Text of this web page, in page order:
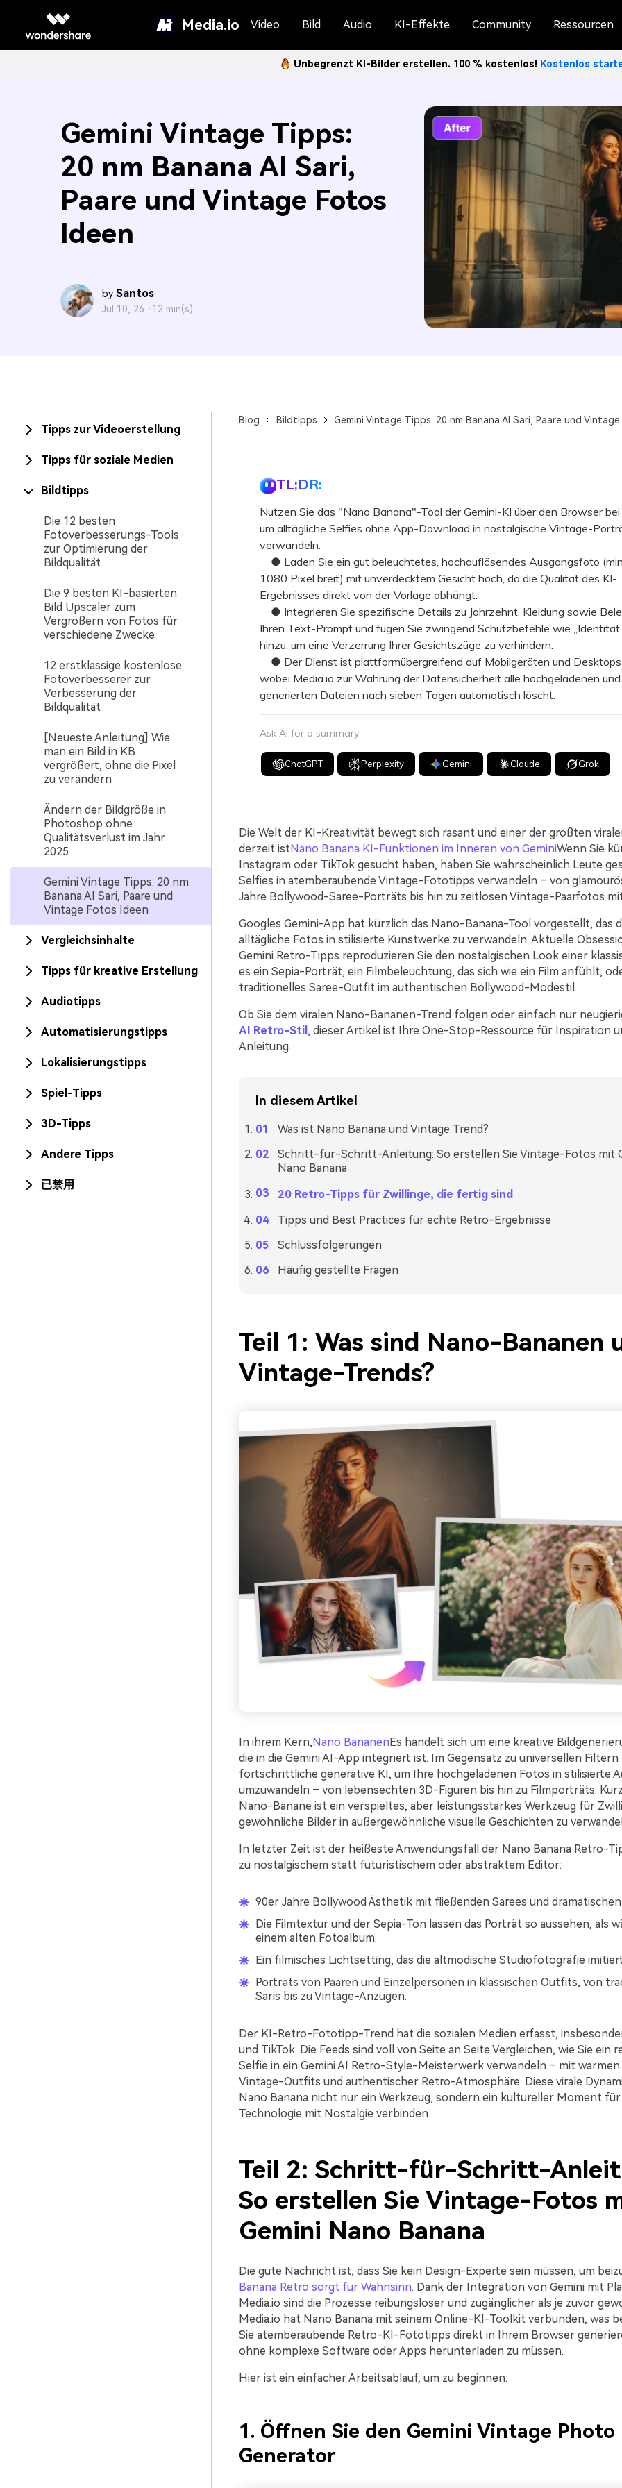
Media.io Video Bild Audio KI-Effekte Community Ressourcen
Unbegrenzt KI-Bilder erstellen. 100 % kostenlos! Kostenlos
Gemini Vintage Tipps:
20 nm Banana AI Sari,
Paare und Vintage Fotos
Ideen
by Santos
Jul 10, 26 · 12 min(s)
Tipps zur Videoerstellung
Tipps für soziale Medien
Bildtipps
Die 12 besten
Fotoverbesserungs-Tools
zur Optimierung der
Bildqualität
Die 9 besten KI-basierten
Bild Upscaler zum
Vergrößern von Fotos für
verschiedene Zwecke
12 erstklassige kostenlose
Fotoverbesserer zur
Verbesserung der
Bildqualität
[Neueste Anleitung] Wie
man ein Bild in KB
vergrößert, ohne die Pixel
zu verändern
Ändern der Bildgröße in
Photoshop ohne
Qualitätsverlust im Jahr
2025
Gemini Vintage Tipps: 20 nm
Banana AI Sari, Paare und
Vintage Fotos Ideen
Vergleichsinhalte
Tipps für kreative Erstellung
Audiotipps
Automatisierungstipps
Lokalisierungstipps
Spiel-Tipps
3D-Tipps
Andere Tipps
已禁用
Blog Bildtipps Gemini Vintage Tipps: 20 nm Banana AI Sari, Paare und
TL;DR:
Nutzen Sie das "Nano Banana"-Tool der Gemini-KI über den Browser bei
um alltägliche Selfies ohne App-Download in nostalgische Vintage-
verwandeln.
● Laden Sie ein gut beleuchtetes, hochauflösendes Ausgangsfoto
1080 Pixel breit) mit unverdecktem Gesicht hoch, da die Qualität des KI-
Ergebnisses direkt von der Vorlage abhängt.
● Integrieren Sie spezifische Details zu Jahrzehnt, Kleidung sowie
Ihren Text-Prompt und fügen Sie zwingend Schutzbefehle wie
hinzu, um eine Verzerrung Ihrer Gesichtszüge zu verhindern.
● Der Dienst ist plattformübergreifend auf Mobilgeräten und
wobei Media.io zur Wahrung der Datensicherheit alle hochgeladenen und
generierten Dateien nach sieben Tagen automatisch löscht.
Ask AI for a summary
ChatGPT Perplexity Gemini Claude Grok
Die Welt der KI-Kreativität bewegt sich rasant und einer der größten
derzeit istNano Banana KI-Funktionen im Inneren von GeminiWenn Sie
Instagram oder TikTok gesucht haben, haben Sie wahrscheinlich Leute
Selfies in atemberaubende Vintage-Fototipps verwandeln – von
Jahre Bollywood-Saree-Porträts bis hin zu zeitlosen Vintage-Paarfotos
Googles Gemini-App hat kürzlich das Nano-Banana-Tool vorgestellt, das
alltägliche Fotos in stilisierte Kunstwerke zu verwandeln. Aktuelle
Gemini Retro-Tipps reproduzieren Sie den nostalgischen Look einer
es ein Sepia-Porträt, ein Filmbeleuchtung, das sich wie ein Film anfühlt,
traditionelles Saree-Outfit im authentischen Bollywood-Modestil.
Ob Sie dem viralen Nano-Bananen-Trend folgen oder einfach nur
AI Retro-Stil , dieser Artikel ist Ihre One-Stop-Ressource für Inspiration
Anleitung.
In diesem Artikel
Was ist Nano Banana und Vintage Trend?
Schritt-für-Schritt-Anleitung: So erstellen Sie Vintage-Fotos mit
Nano Banana
20 Retro-Tipps für Zwillinge, die fertig sind
Tipps und Best Practices für echte Retro-Ergebnisse
Schlussfolgerungen
Häufig gestellte Fragen
Teil 1: Was sind Nano-Bananen
Vintage-Trends?
In ihrem Kern,Nano BananenEs handelt sich um eine kreative
die in die Gemini AI-App integriert ist. Im Gegensatz zu universellen
fortschrittliche generative KI, um Ihre hochgeladenen Fotos in stilisierte
umzuwandeln – von lebensechten 3D-Figuren bis hin zu Filmporträts.
Nano-Banane ist ein verspieltes, aber leistungsstarkes Werkzeug für
gewöhnliche Bilder in außergewöhnliche visuelle Geschichten zu
In letzter Zeit ist der heißeste Anwendungsfall der Nano Banana Retro-
zu nostalgischem statt futuristischem oder abstraktem Editor:
90er Jahre Bollywood Ästhetik mit fließenden Sarees und dramatischen
Die Filmtextur und der Sepia-Ton lassen das Porträt so aussehen, als
einem alten Fotoalbum.
Ein filmisches Lichtsetting, das die altmodische Studiofotografie
Porträts von Paaren und Einzelpersonen in klassischen Outfits, von
Saris bis zu Vintage-Anzügen.
Der KI-Retro-Fototipp-Trend hat die sozialen Medien erfasst,
und TikTok. Die Feeds sind voll von Seite an Seite Vergleichen, wie Sie ein
Selfie in ein Gemini AI Retro-Style-Meisterwerk verwandeln – mit warmen
Vintage-Outfits und authentischer Retro-Atmosphäre. Diese virale
Nano Banana nicht nur ein Werkzeug, sondern ein kultureller Moment für
Technologie mit Nostalgie verbinden.
Teil 2: Schritt-für-Schritt-
So erstellen Sie Vintage-Fotos
Gemini Nano Banana
Die gute Nachricht ist, dass Sie kein Design-Experte sein müssen, um
Banana Retro sorgt für Wahnsinn. Dank der Integration von Gemini mit
Media.io sind die Prozesse reibungsloser und zugänglicher als je zuvor
Media.io hat Nano Banana mit seinem Online-KI-Toolkit verbunden, was
Sie atemberaubende Retro-KI-Fototipps direkt in Ihrem Browser
ohne komplexe Software oder Apps herunterladen zu müssen.
Hier ist ein einfacher Arbeitsablauf, um zu beginnen:
1. Öffnen Sie den Gemini Vintage Photo
Generator